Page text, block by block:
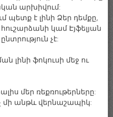
արխիվում:
պետք է լինի Ձեր դեմքը,
կամ Էյֆելյան
չէ:
լինի ֆոկուսի մեջ ու
մեր ռեքռութերները:
մի անթև վերնաշապիկ: